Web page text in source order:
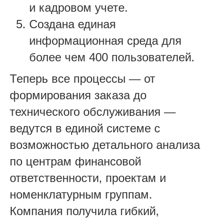
и кадровом учете.
Создана единая
информационная среда для
более чем 400 пользователей.
Теперь все процессы — от
формирования заказа до
технического обслуживания —
ведутся в единой системе с
возможностью детального анализа
по центрам финансовой
ответственности, проектам и
номенклатурным группам.
Компания получила гибкий,